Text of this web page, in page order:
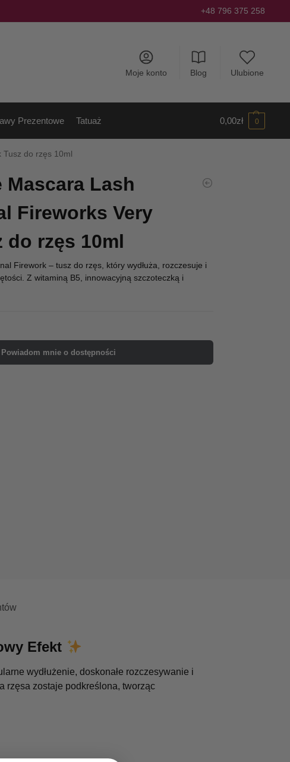
+48 796 375 258
Moje konto Blog Ulubione
Prezentowe Tatuaż 0,00zł 0
do rzęs 10ml
Mascara Lash
Fireworks Very
do rzęs 10ml
Firework – tusz do rzęs, który wydłuża, rozczesuje i
Z witaminą B5, innowacyjną szczoteczką i
Powiadom mnie o dostępności
Efekt
wydłużenie, doskonałe rozczesywanie i
rzęsa zostaje podkreślona, tworząc